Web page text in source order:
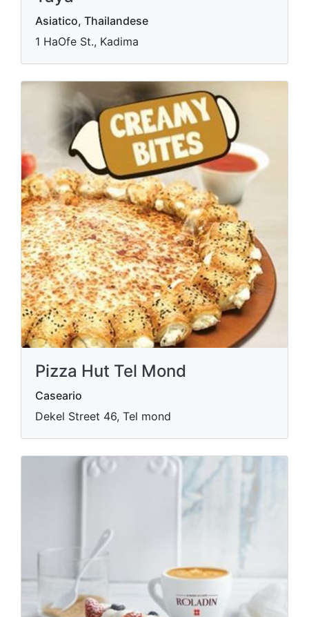
Asiatico, Thailandese
1 HaOfe St., Kadima
Pizza Hut Tel Mond
Caseario
Dekel Street 46, Tel mond